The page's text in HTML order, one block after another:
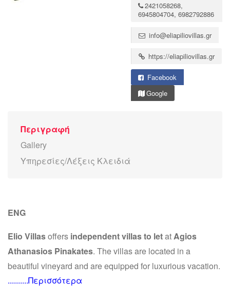
2421058268,
6945804704, 6982792886
info@eliapiliovillas.gr
https://eliapiliovillas.gr
Facebook
Google
Περιγραφή
Gallery
Υπηρεσίες/Λέξεις Κλειδιά
ENG
Elio Villasoffers independent villas to letatAgios
Athanasios Pinakates. The villas are located in a
beautiful vineyard and are equipped for luxurious vacation.
With luxury accommodation being the target result, the
..........Περισσότερα